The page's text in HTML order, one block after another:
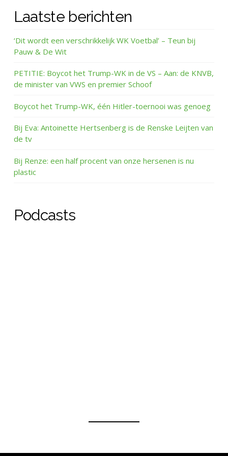
Laatste berichten
‘Dit wordt een verschrikkelijk WK Voetbal’ – Teun bij
Pauw & De Wit
PETITIE: Boycot het Trump-WK in de VS – Aan: de KNVB,
de minister van VWS en premier Schoof
Boycot het Trump-WK, één Hitler-toernooi was genoeg
Bij Eva: Antoinette Hertsenberg is de Renske Leijten van
de tv
Bij Renze: een half procent van onze hersenen is nu
plastic
Podcasts